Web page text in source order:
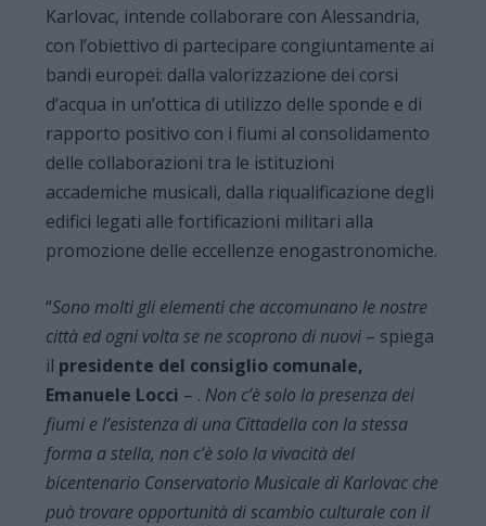
Karlovac, intende collaborare con Alessandria,
con l’obiettivo di partecipare congiuntamente ai
bandi europei: dalla valorizzazione dei corsi
d’acqua in un’ottica di utilizzo delle sponde e di
rapporto positivo con i fiumi al consolidamento
delle collaborazioni tra le istituzioni
accademiche musicali, dalla riqualificazione degli
edifici legati alle fortificazioni militari alla
promozione delle eccellenze enogastronomiche.
“Sono molti gli elementi che accomunano le nostre
città ed ogni volta se ne scoprono di nuovi – spiega
il presidente del consiglio comunale,
Emanuele Locci – . Non c’è solo la presenza dei
fiumi e l’esistenza di una Cittadella con la stessa
forma a stella, non c’è solo la vivacità del
bicentenario Conservatorio Musicale di Karlovac che
può trovare opportunità di scambio culturale con il